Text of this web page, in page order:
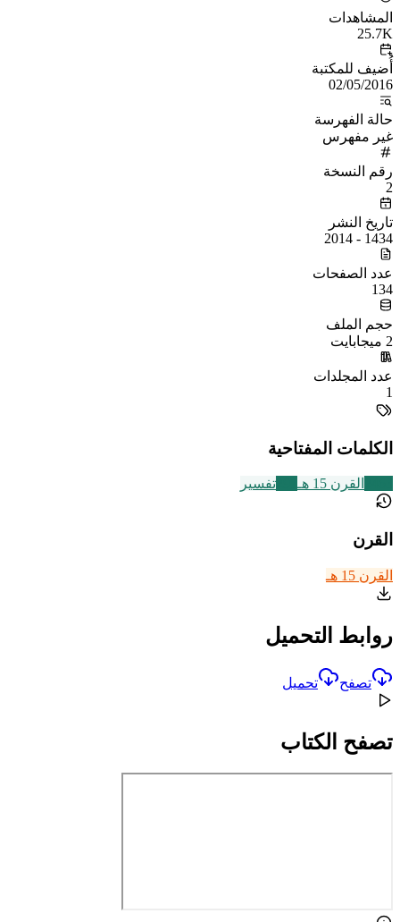
المشاهدات
25.7K
أُضيف للمكتبة
02/05/2016
حالة الفهرسة
غير مفهرس
رقم النسخة
2
تاريخ النشر
1434 - 2014
عدد الصفحات
134
حجم الملف
2 ميجابايت
عدد المجلدات
1
الكلمات المفتاحية
القرن 15 هـ تفسير
القرن
القرن 15 هـ
روابط التحميل
تصفح تحميل
تصفح الكتاب